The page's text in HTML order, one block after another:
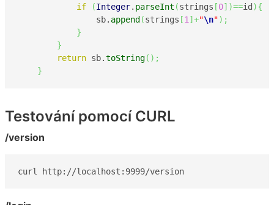
if
(Integer. parseInt (strings [0] )==id ){
                sb.
append (strings [1] +"\n") ;
}
}
return sb.toString( ) ;
}
Testování pomocí CURL
/version
curl http://localhost:9999/version